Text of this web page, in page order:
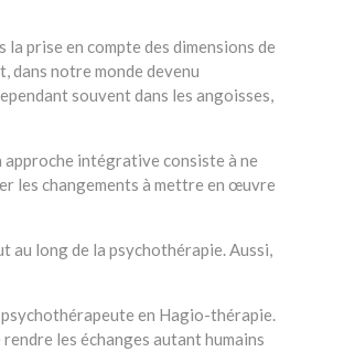
prise en compte des dimensions de
dans notre monde devenu
souvent dans les angoisses,
approche intégrative consiste à ne
les changements à mettre en œuvre
au long de la psychothérapie. Aussi,
psychothérapeute en Hagio-thérapie.
les échanges autant humains